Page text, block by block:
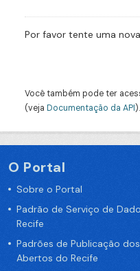
Por favor tente uma
Você também pode ter
(veja Documentação da API).
O Portal
Sobre o Portal
Padrão de Serviço de
Recife
Padrões de Publicação
Abertos do Recife